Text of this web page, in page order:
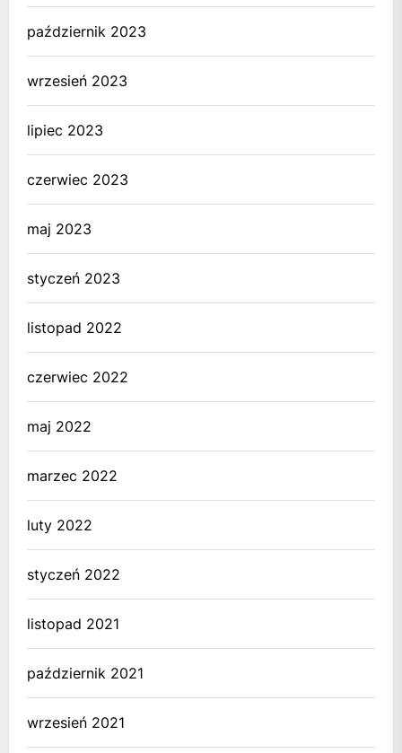
październik 2023
wrzesień 2023
lipiec 2023
czerwiec 2023
maj 2023
styczeń 2023
listopad 2022
czerwiec 2022
maj 2022
marzec 2022
luty 2022
styczeń 2022
listopad 2021
październik 2021
wrzesień 2021